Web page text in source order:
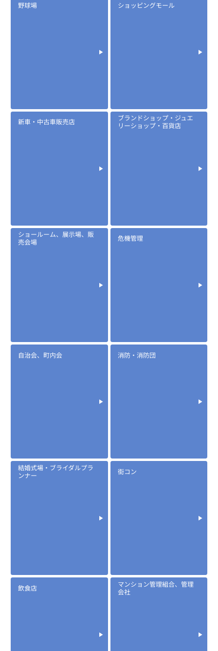
定価:7,500円(税別)
定価:16,000円(税別)
​イヤマイク(耳で話すマイク/イヤホン)
野球場 ショッピングモール
新車・中古車販売店
ブランドショップ・ジュエ
リーショップ・百貨店
ショールーム、展示場、販
売会場
危機管理
自治会、町内会 消防・消防団
結婚式場・ブライダルプラ
ンナー
街コン
飲食店
マンション管理組合、管理
会社